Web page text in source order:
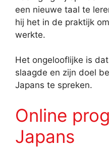
een nieuwe taal te
hij het in de praktijk
werkte.
Het ongelooflijke is
slaagde en zijn doel
Japans te spreken.
Online
Japans